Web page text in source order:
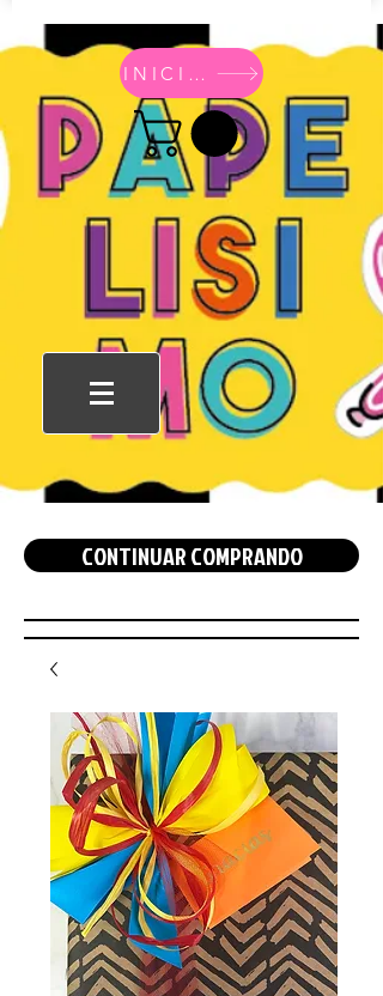
INICIO
CONTINUAR COMPRANDO